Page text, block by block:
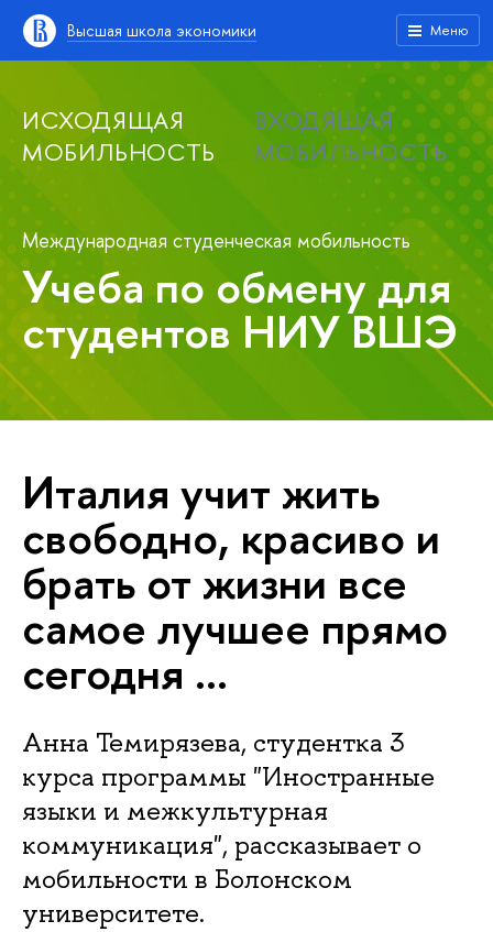
Высшая школа экономики Меню
ИСХОДЯЩАЯ
МОБИЛЬНОСТЬ
ВХОДЯЩАЯ
МОБИЛЬНОСТЬ
Международная студенческая мобильность
Учеба по обмену для
студентов НИУ ВШЭ
Италия учит жить
свободно, красиво и
брать от жизни все
самое лучшее прямо
сегодня ...
Анна Темирязева, студентка 3
курса программы "Иностранные
языки и межкультурная
коммуникация", рассказывает о
мобильности в Болонском
университете.